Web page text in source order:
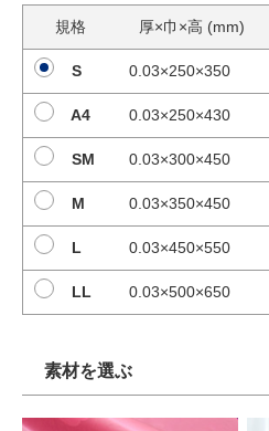
規格 厚×巾×高 (mm)
S 0.03×250×350
A4 0.03×250×430
SM 0.03×300×450
M 0.03×350×450
L 0.03×450×550
LL 0.03×500×650
素材を選ぶ